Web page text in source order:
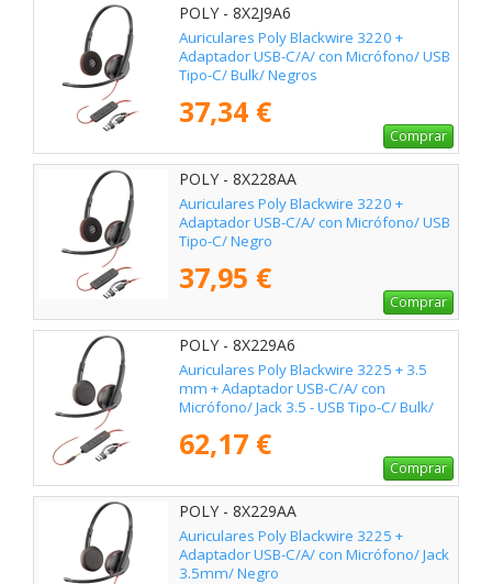
POLY - 8X2J9A6
Auriculares Poly Blackwire 3220 +
Adaptador USB-C/A/ con Micrófono/ USB
Tipo-C/ Bulk/ Negros
37,34 €
Comprar
POLY - 8X228AA
Auriculares Poly Blackwire 3220 +
Adaptador USB-C/A/ con Micrófono/ USB
Tipo-C/ Negro
37,95 €
Comprar
POLY - 8X229A6
Auriculares Poly Blackwire 3225 + 3.5
mm + Adaptador USB-C/A/ con
Micrófono/ Jack 3.5 - USB Tipo-C/ Bulk/
62,17 €
Comprar
POLY - 8X229AA
Auriculares Poly Blackwire 3225 +
Adaptador USB-C/A/ con Micrófono/ Jack
3.5mm/ Negro